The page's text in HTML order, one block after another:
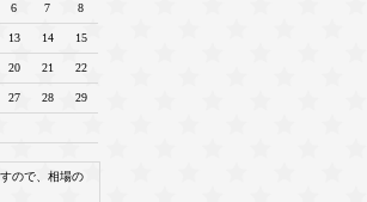
6 7 8
13 14 15
20 21 22
27 28 29
ので、相場の